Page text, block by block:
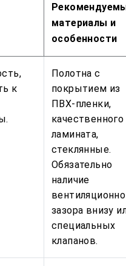
материалы и
особенности
к
Полотна с
покрытием из
ПВХ-пленки,
качественного
ламината,
стеклянные.
Обязательно
наличие
зазора внизу
специальных
клапанов.